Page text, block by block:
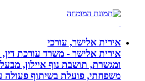
אירית אלישר, עורכי
אירית אלישר - משרד עורכת דין,
ומגשרת, תושבת נוף איילון,
משפחתי, פועלת בשיתוף פעולה עם